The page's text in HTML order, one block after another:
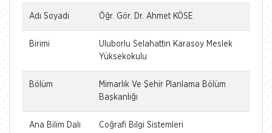
Adı Soyadı Öğr. Gör. Dr. Ahmet KÖSE
Birimi
Uluborlu Selahattin Karasoy Meslek
Yüksekokulu
Bölüm
Mimarlık Ve Şehir Planlama Bölüm
Başkanlığı
Ana Bilim Dalı Coğrafi Bilgi Sistemleri